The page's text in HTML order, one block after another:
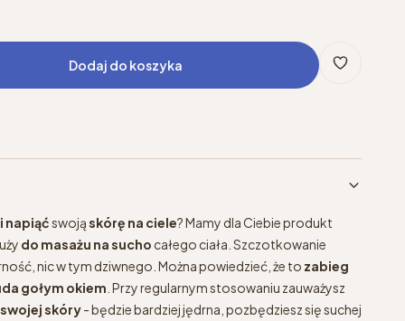
Dodaj do koszyka
napiąćswojąskórę na ciele? Mamy dla Ciebie produkt
do masażu na sucho całego ciała. Szczotkowanie
nic w tym dziwnego. Można powiedzieć, że to zabieg
gołym okiem . Przy regularnym stosowaniu zauważysz
skóry- będzie bardziej jędrna, pozbędziesz się suchej